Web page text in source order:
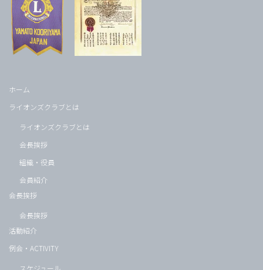
ホーム
ライオンズクラブとは
ライオンズクラブとは
会長挨拶
組織・役員
会員紹介
会長挨拶
会長挨拶
活動紹介
例会・ACTIVITY
スケジュール